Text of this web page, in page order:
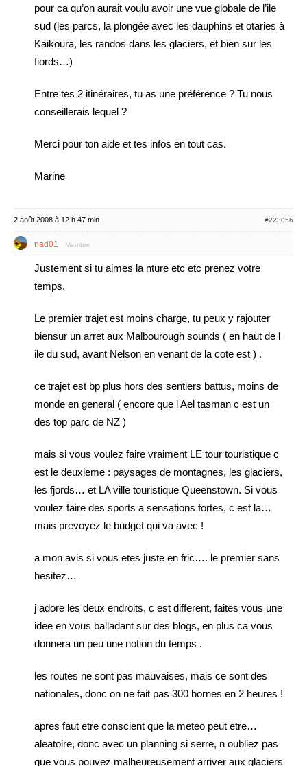
pour ca qu’on aurait voulu avoir une vue globale de l’ile
sud (les parcs, la plongée avec les dauphins et otaries à
Kaikoura, les randos dans les glaciers, et bien sur les
fiords…)
Entre tes 2 itinéraires, tu as une préférence ? Tu nous
conseillerais lequel ?
Merci pour ton aide et tes infos en tout cas.
Marine
2 août 2008 à 12 h 47 min #223056
nad01 Membre
Justement si tu aimes la nture etc etc prenez votre
temps.
Le premier trajet est moins charge, tu peux y rajouter
biensur un arret aux Malbourough sounds ( en haut de l
ile du sud, avant Nelson en venant de la cote est ) .
ce trajet est bp plus hors des sentiers battus, moins de
monde en general ( encore que l Ael tasman c est un
des top parc de NZ )
mais si vous voulez faire vraiment LE tour touristique c
est le deuxieme : paysages de montagnes, les glaciers,
les fjords… et LA ville touristique Queenstown. Si vous
voulez faire des sports a sensations fortes, c est la…
mais prevoyez le budget qui va avec !
a mon avis si vous etes juste en fric…. le premier sans
hesitez…
j adore les deux endroits, c est different, faites vous une
idee en vous balladant sur des blogs, en plus ca vous
donnera un peu une notion du temps .
les routes ne sont pas mauvaises, mais ce sont des
nationales, donc on ne fait pas 300 bornes en 2 heures !
apres faut etre conscient que la meteo peut etre…
aleatoire, donc avec un planning si serre, n oubliez pas
que vous pouvez malheureusement arriver aux glaciers